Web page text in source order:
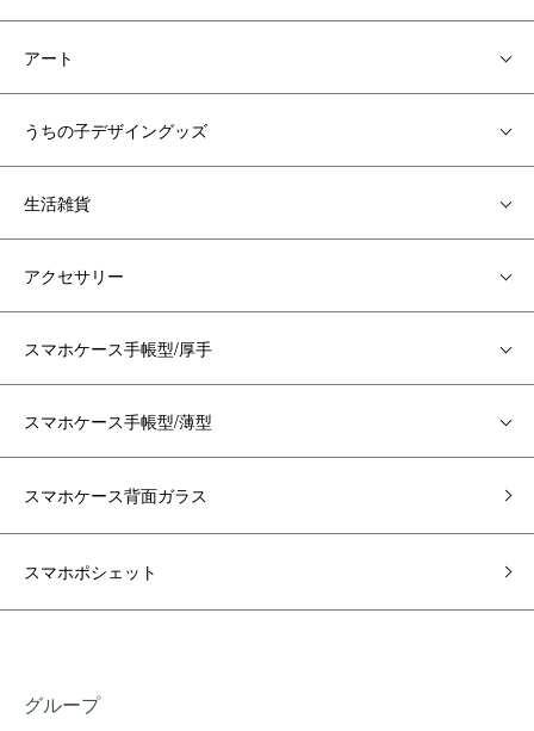
アート
うちの子デザイングッズ
生活雑貨
アクセサリー
スマホケース手帳型/厚手
スマホケース手帳型/薄型
スマホケース背面ガラス
スマホポシェット
グループ